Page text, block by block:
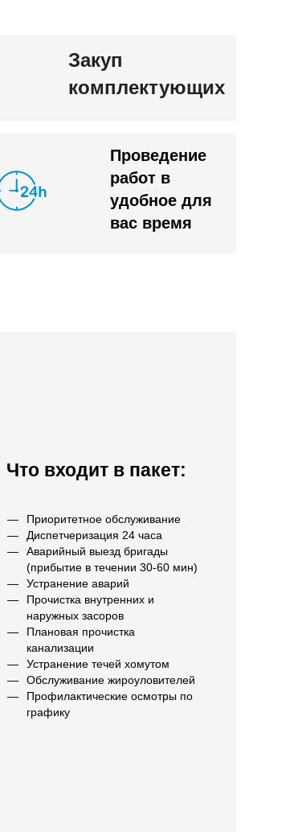
Закуп
комплектующих
Проведение
работ в
удобное для
вас время
Что входит в пакет:
Приоритетное обслуживание
Диспетчеризация 24 часа
Аварийный выезд бригады
(прибытие в течении 30-60 мин)
Устранение аварий
Прочистка внутренних и
наружных засоров
Плановая прочистка
канализации
Устранение течей хомутом
Обслуживание жироуловителей
Профилактические осмотры по
графику